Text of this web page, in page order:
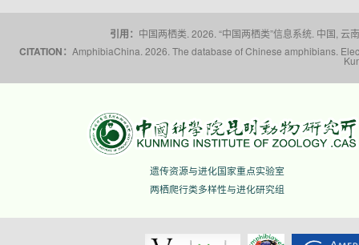
棕黑疣螈Tylototriton
文县疣螈Tylototriton
五峰疣螈Tylototriton
wufengensis
滇南疣螈Tylototriton yangi
Tylototriton ziegleri
引用： 中国两栖类. 2026. “中国两栖类”信息系统. 中国,
CITATION： AmphibiaChina. 2026. The database of Chinese amphibians.
遗传资源与进化国家重点实验室
两栖爬行类多样性与进化研究组